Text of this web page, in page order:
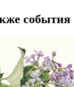
события